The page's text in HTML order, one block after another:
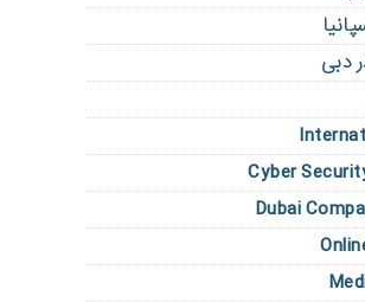
دبی
Cyber
Dubai